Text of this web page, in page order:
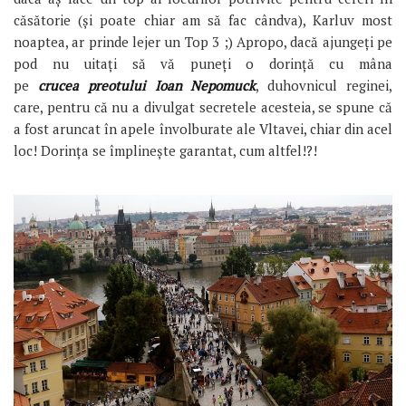
căsătorie (și poate chiar am să fac cândva), Karluv most
noaptea, ar prinde lejer un Top 3 ;) Apropo, dacă ajungeți pe
pod nu uitați să vă puneți o dorință cu mâna
pe crucea preotului Ioan Nepomuck, duhovnicul reginei,
care, pentru că nu a divulgat secretele acesteia, se spune că
a fost aruncat în apele învolburate ale Vltavei, chiar din acel
loc! Dorința se împlinește garantat, cum altfel!?!